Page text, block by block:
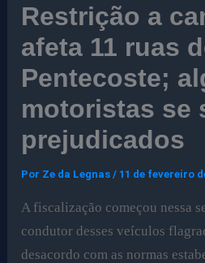
Restrição a
afeta 11 ruas
Pentecoste;
motoristas se
prejudicados
Por Ze da Legnas/ 11 de fevereiro
A fiscalização começou nessa
condutor desses veículos
desacordo com as normas